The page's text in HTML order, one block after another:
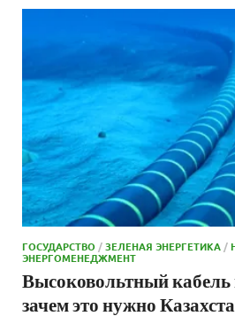
ГОСУДАРСТВО /ЗЕЛЕНАЯ ЭНЕРГЕТИКА /
ЭНЕРГОМЕНЕДЖМЕНТ
Высоковольтный кабель
зачем это нужно